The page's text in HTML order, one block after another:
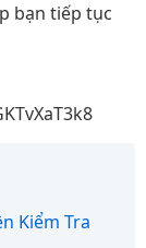
bạn tiếp tục
Kiểm Tra